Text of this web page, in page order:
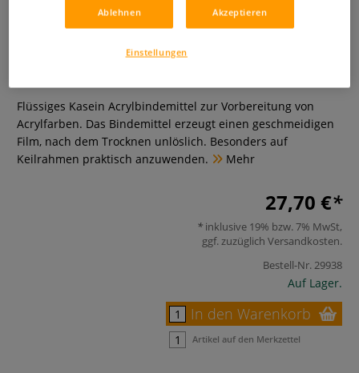
ARA Smooth Formula Acrylic
Kasein Acrylbindemittel
Flüssiges Kasein Acrylbindemittel zur Vorbereitung von
Acrylfarben. Das Bindemittel erzeugt einen geschmeidigen
Film, nach dem Trocknen unlöslich. Besonders auf
Keilrahmen praktisch anzuwenden.
Mehr
27,70 €
inklusive 19% bzw. 7% MwSt,
ggf. zuzüglich Versandkosten.
Bestell-Nr.29938
Auf Lager.
In den Warenkorb
Artikel auf den Merkzettel
Ablehnen Akzeptieren
Einstellungen